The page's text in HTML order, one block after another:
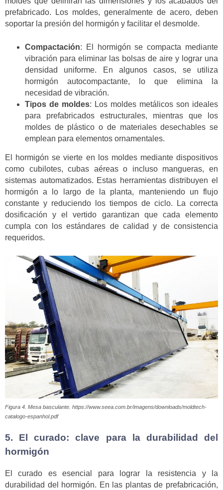
prefabricado. Los moldes, generalmente de acero, deben
soportar la presión del hormigón y facilitar el desmolde.
Compactación: El hormigón se compacta mediante
vibración para eliminar las bolsas de aire y lograr una
densidad uniforme. En algunos casos, se utiliza
hormigón autocompactante, lo que elimina la
necesidad de vibración.
Tipos de moldes: Los moldes metálicos son ideales
para prefabricados estructurales, mientras que los
moldes de plástico o de materiales desechables se
emplean para elementos ornamentales.
El hormigón se vierte en los moldes mediante dispositivos
como cubilotes, cubas aéreas o incluso mangueras, en
sistemas automatizados. Estas herramientas distribuyen el
hormigón a lo largo de la planta, manteniendo un flujo
constante y reduciendo los tiempos de ciclo. La correcta
dosificación y el vertido garantizan que cada elemento
cumpla con los estándares de calidad y de consistencia
requeridos.
Figura 4. Mesa basculante. https://www.seea.com.br/imagens/downloads/moldtech-
catalogo-espanhol.pdf
5. El curado: clave para la durabilidad del
hormigón
El curado es esencial para lograr la resistencia y la
durabilidad del hormigón. En las plantas de prefabricación,